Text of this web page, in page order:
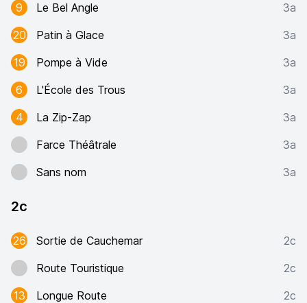
9
Le Bel Angle
3a
20
Patin à Glace
3a
19
Pompe à Vide
3a
6
L'École des Trous
3a
4
La Zip-Zap
3a
Farce Théâtrale
3a
Sans nom
3a
2c
26 Sortie de Cauchemar
2c
Route Touristique
2c
13
Longue Route
2c